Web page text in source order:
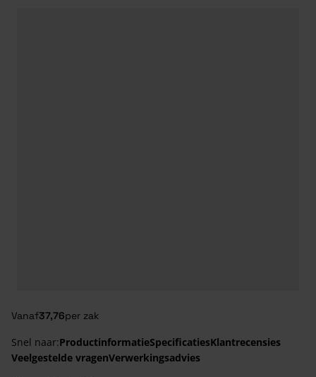
Vanaf37,76per zak
Snel naar:ProductinformatieSpecificatiesKlantrecensies
Veelgestelde vragenVerwerkingsadvies